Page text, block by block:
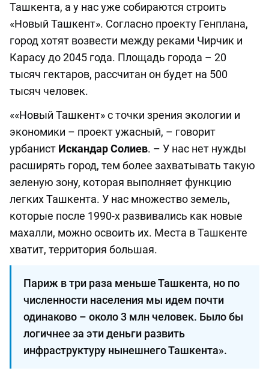
Ташкента, а у нас уже собираются строить
«Новый Ташкент». Согласно проекту Генплана,
город хотят возвести между реками Чирчик и
Карасу до 2045 года. Площадь города – 20
тысяч гектаров, рассчитан он будет на 500
тысяч человек.
««Новый Ташкент» с точки зрения экологии и
экономики – проект ужасный, – говорит
урбанист Искандар Солиев. – У нас нет нужды
расширять город, тем более захватывать такую
зеленую зону, которая выполняет функцию
легких Ташкента. У нас множество земель,
которые после 1990-х развивались как новые
махалли, можно освоить их. Места в Ташкенте
хватит, территория большая.
Париж в три раза меньше Ташкента, но по
численности населения мы идем почти
одинаково – около 3 млн человек. Было бы
логичнее за эти деньги развить
инфраструктуру нынешнего Ташкента».